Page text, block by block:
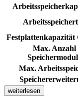
Festplattenkapazität
Max. Anzahl
Max.
weiterlesen